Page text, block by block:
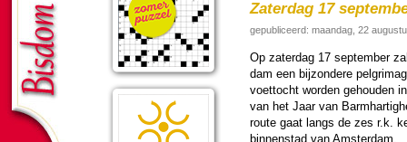
Zaterdag 17
gepubliceerd: maandag, 22
Op zater­dag 17 sep­tem­ber
dam een bij­zon­dere
voet­tocht wor­den gehou­den
van het Jaar van
route gaat langs de zes r.k.
bin­nen­stad van Am­ster­dam.